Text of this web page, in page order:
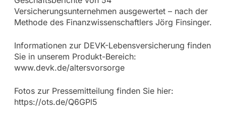
Versicherungsunternehmen ausgewertet – nach der
Methode des Finanzwissenschaftlers Jörg Finsinger.
Informationen zur DEVK-Lebensversicherung finden
Sie in unserem Produkt-Bereich:
www.devk.de/altersvorsorge
Fotos zur Pressemitteilung finden Sie hier:
https://ots.de/Q6GPl5